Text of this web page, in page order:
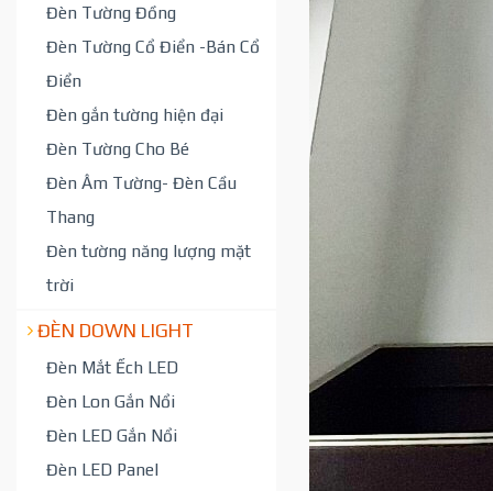
Đèn Tường Đồng
Đèn Tường Cổ Điển -Bán Cổ
Điển
Đèn gắn tường hiện đại
Đèn Tường Cho Bé
Đèn Âm Tường- Đèn Cầu
Thang
Đèn tường năng lượng mặt
trời
ĐÈN DOWN LIGHT
Đèn Mắt Ếch LED
Đèn Lon Gắn Nổi
Đèn LED Gắn Nổi
Đèn LED Panel